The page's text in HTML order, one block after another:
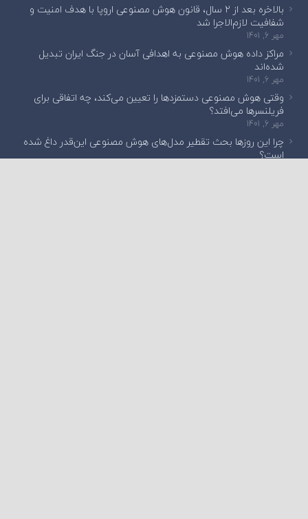
بالاخره بعد از ۲ سال، قانون هوش مصنوعی اروپا با هدف امنیت و
شفافیت لازم‌الاجرا شد
مهر 6, 1401
مراکز داده هوش مصنوعی به اهدافی آسان در جنگ ایران تبدیل
شده‌اند
مهر 6, 1401
وقتی هوش مصنوعی دستمزدها را تعیین می‌کند، چه اتفاقی برای
فریلنسرها می‌افتد؟
مهر 6, 1401
چرا این روزها بحث تقطیر مدل‌های هوش مصنوعی این‌قدر داغ شده
است؟